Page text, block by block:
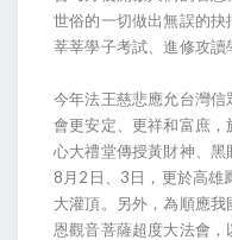
世俗的一切做出無誤的
莘莘學子考試、進修攻讀
今年法王慈悲應允台灣
會更安定、更祥和富庶
心大禮堂傳授黃財神、黑
8月2日、3日，更於高雄
大灌頂。另外，為順應
恩觀音菩薩超度大法會